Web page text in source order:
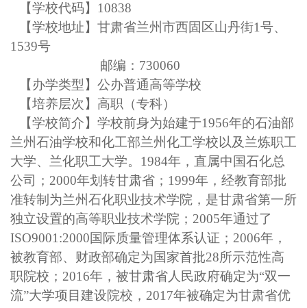
【学校代码】 10838
【学校地址】甘肃省兰州市西固区山丹街1号、
1539号
邮编： 730060
【办学类型】公办普通高等学校
【培养层次】高职（专科）
【学校简介】学校前身为始建于1956年的石油部
兰州石油学校和化工部兰州化工学校以及兰炼职工
大学、兰化职工大学。1984年，直属中国石化总
公司；2000年划转甘肃省；1999年，经教育部批
准转制为兰州石化职业技术学院，是甘肃省第一所
独立设置的高等职业技术学院；2005年通过了
ISO9001:2000国际质量管理体系认证；2006年，
被教育部、财政部确定为国家首批28所示范性高
职院校；2016年，被甘肃省人民政府确定为“双一
流”大学项目建设院校，2017年被确定为甘肃省优